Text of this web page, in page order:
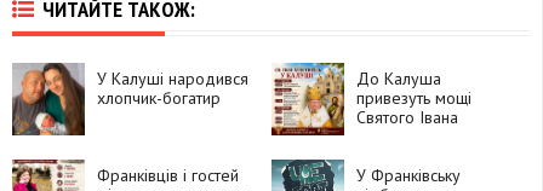
ЧИТАЙТЕ ТАКОЖ:
У Калуші народився
хлопчик-богатир
До Калуша
привезуть мощі
Святого Івана
Франківців і гостей
У Франківську